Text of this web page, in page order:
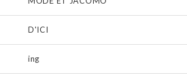
D'ICI
ing